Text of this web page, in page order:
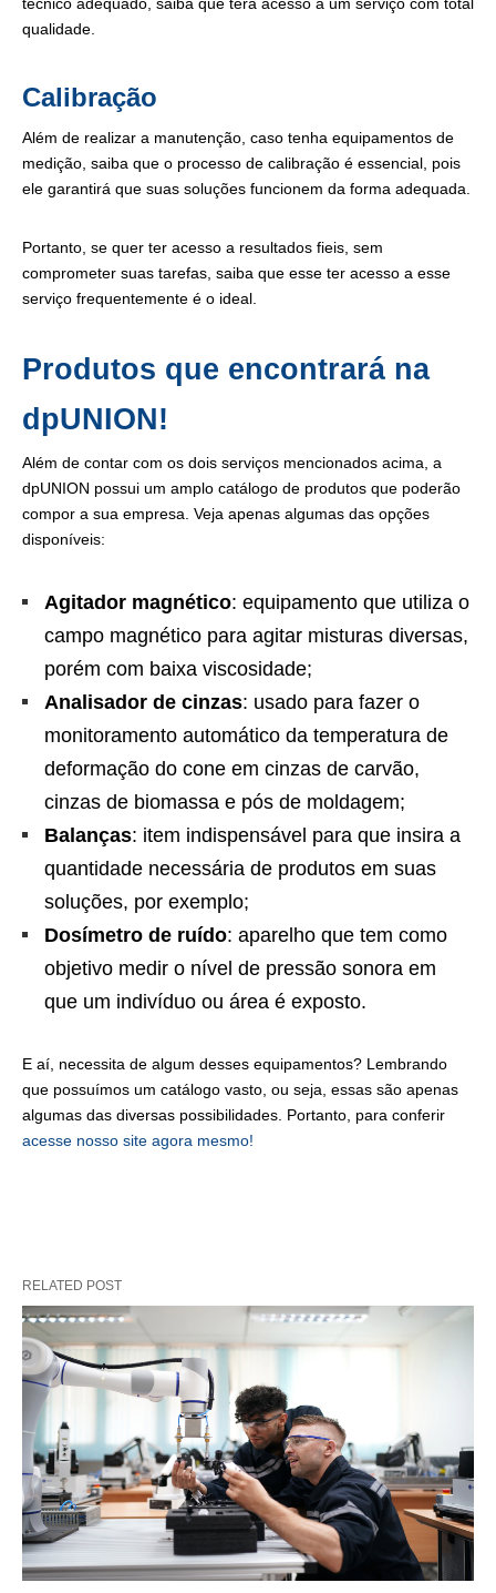
qualidade.
Calibração
Além de realizar a manutenção, caso tenha equipamentos de
medição, saiba que o processo de calibração é essencial, pois
ele garantirá que suas soluções funcionem da forma adequada.
Portanto, se quer ter acesso a resultados fieis, sem
comprometer suas tarefas, saiba que esse ter acesso a esse
serviço frequentemente é o ideal.
Produtos que encontrará na
dpUNION!
Além de contar com os dois serviços mencionados acima, a
dpUNION possui um amplo catálogo de produtos que poderão
compor a sua empresa. Veja apenas algumas das opções
disponíveis:
Agitador magnético: equipamento que utiliza o
campo magnético para agitar misturas diversas,
porém com baixa viscosidade;
Analisador de cinzas: usado para fazer o
monitoramento automático da temperatura de
deformação do cone em cinzas de carvão,
cinzas de biomassa e pós de moldagem;
Balanças: item indispensável para que insira a
quantidade necessária de produtos em suas
soluções, por exemplo;
Dosímetro de ruído: aparelho que tem como
objetivo medir o nível de pressão sonora em
que um indivíduo ou área é exposto.
E aí, necessita de algum desses equipamentos? Lembrando
que possuímos um catálogo vasto, ou seja, essas são apenas
algumas das diversas possibilidades. Portanto, para conferir
acesse nosso site agora mesmo!
RELATED POST